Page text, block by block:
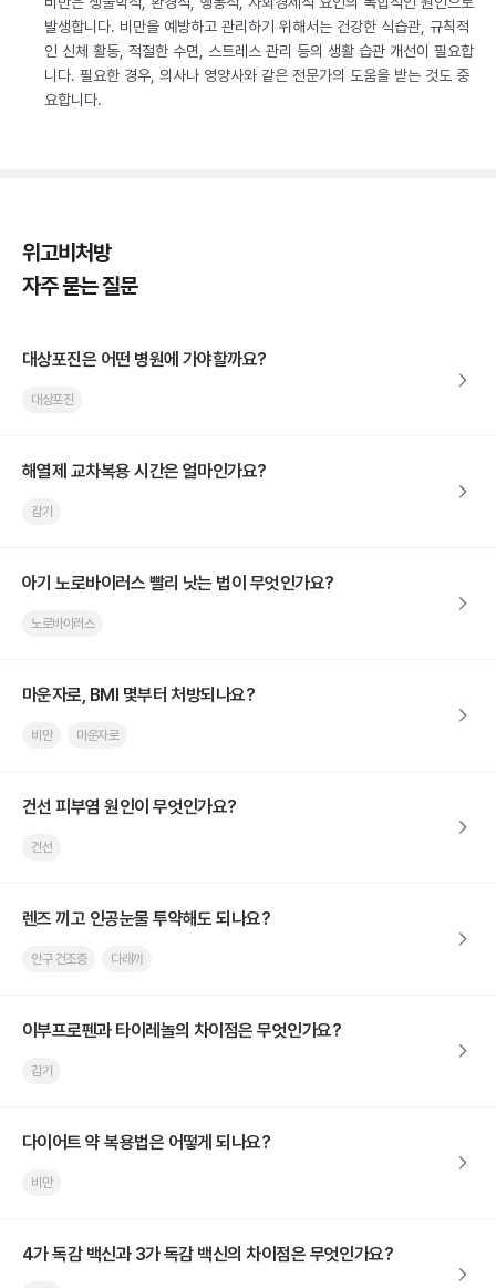
발생합니다. 비만을 예방하고 관리하기 위해서는 건강한 식습관, 규칙적
인 신체 활동, 적절한 수면, 스트레스 관리 등의 생활 습관 개선이 필요합
니다. 필요한 경우, 의사나 영양사와 같은 전문가의 도움을 받는 것도 중
요합니다.
위고비처방
자주 묻는 질문
대상포진은 어떤 병원에 가야할까요?
대상포진
해열제 교차복용 시간은 얼마인가요?
감기
아기 노로바이러스 빨리 낫는 법이 무엇인가요?
노로바이러스
마운자로, BMI 몇부터 처방되나요?
비만 마운자로
건선 피부염 원인이 무엇인가요?
건선
렌즈 끼고 인공눈물 투약해도 되나요?
안구 건조증 다래끼
이부프로펜과 타이레놀의 차이점은 무엇인가요?
감기
다이어트 약 복용법은 어떻게 되나요?
비만
4가 독감 백신과 3가 독감 백신의 차이점은 무엇인가요?